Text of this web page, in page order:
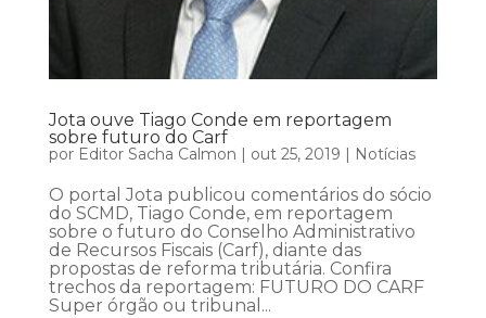
Jota ouve Tiago Conde em reportagem
sobre futuro do Carf
por Editor Sacha Calmon | out 25, 2019 | Notícias
O portal Jota publicou comentários do sócio
do SCMD, Tiago Conde, em reportagem
sobre o futuro do Conselho Administrativo
de Recursos Fiscais (Carf), diante das
propostas de reforma tributária. Confira
trechos da reportagem: FUTURO DO CARF
Super órgão ou tribunal...